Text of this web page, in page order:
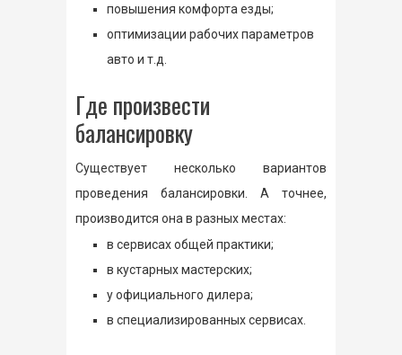
повышения комфорта езды;
оптимизации рабочих параметров
авто и т.д.
Где произвести
балансировку
Существует несколько вариантов
проведения балансировки. А точнее,
производится она в разных местах:
в сервисах общей практики;
в кустарных мастерских;
у официального дилера;
в специализированных сервисах.